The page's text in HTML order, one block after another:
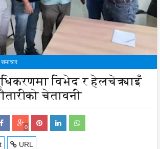
विभेद र हेलचेक्र्याइँ
चेतावनी
0
URL